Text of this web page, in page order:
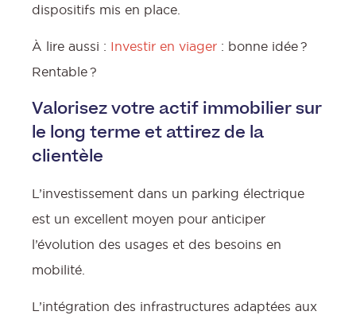
dispositifs mis en place.
À lire aussi : Investir en viager : bonne idée ?
Rentable ?
Valorisez votre actif immobilier sur
le long terme et attirez de la
clientèle
L’investissement dans un parking électrique
est un excellent moyen pour anticiper
l’évolution des usages et des besoins en
mobilité.
L’intégration des infrastructures adaptées aux